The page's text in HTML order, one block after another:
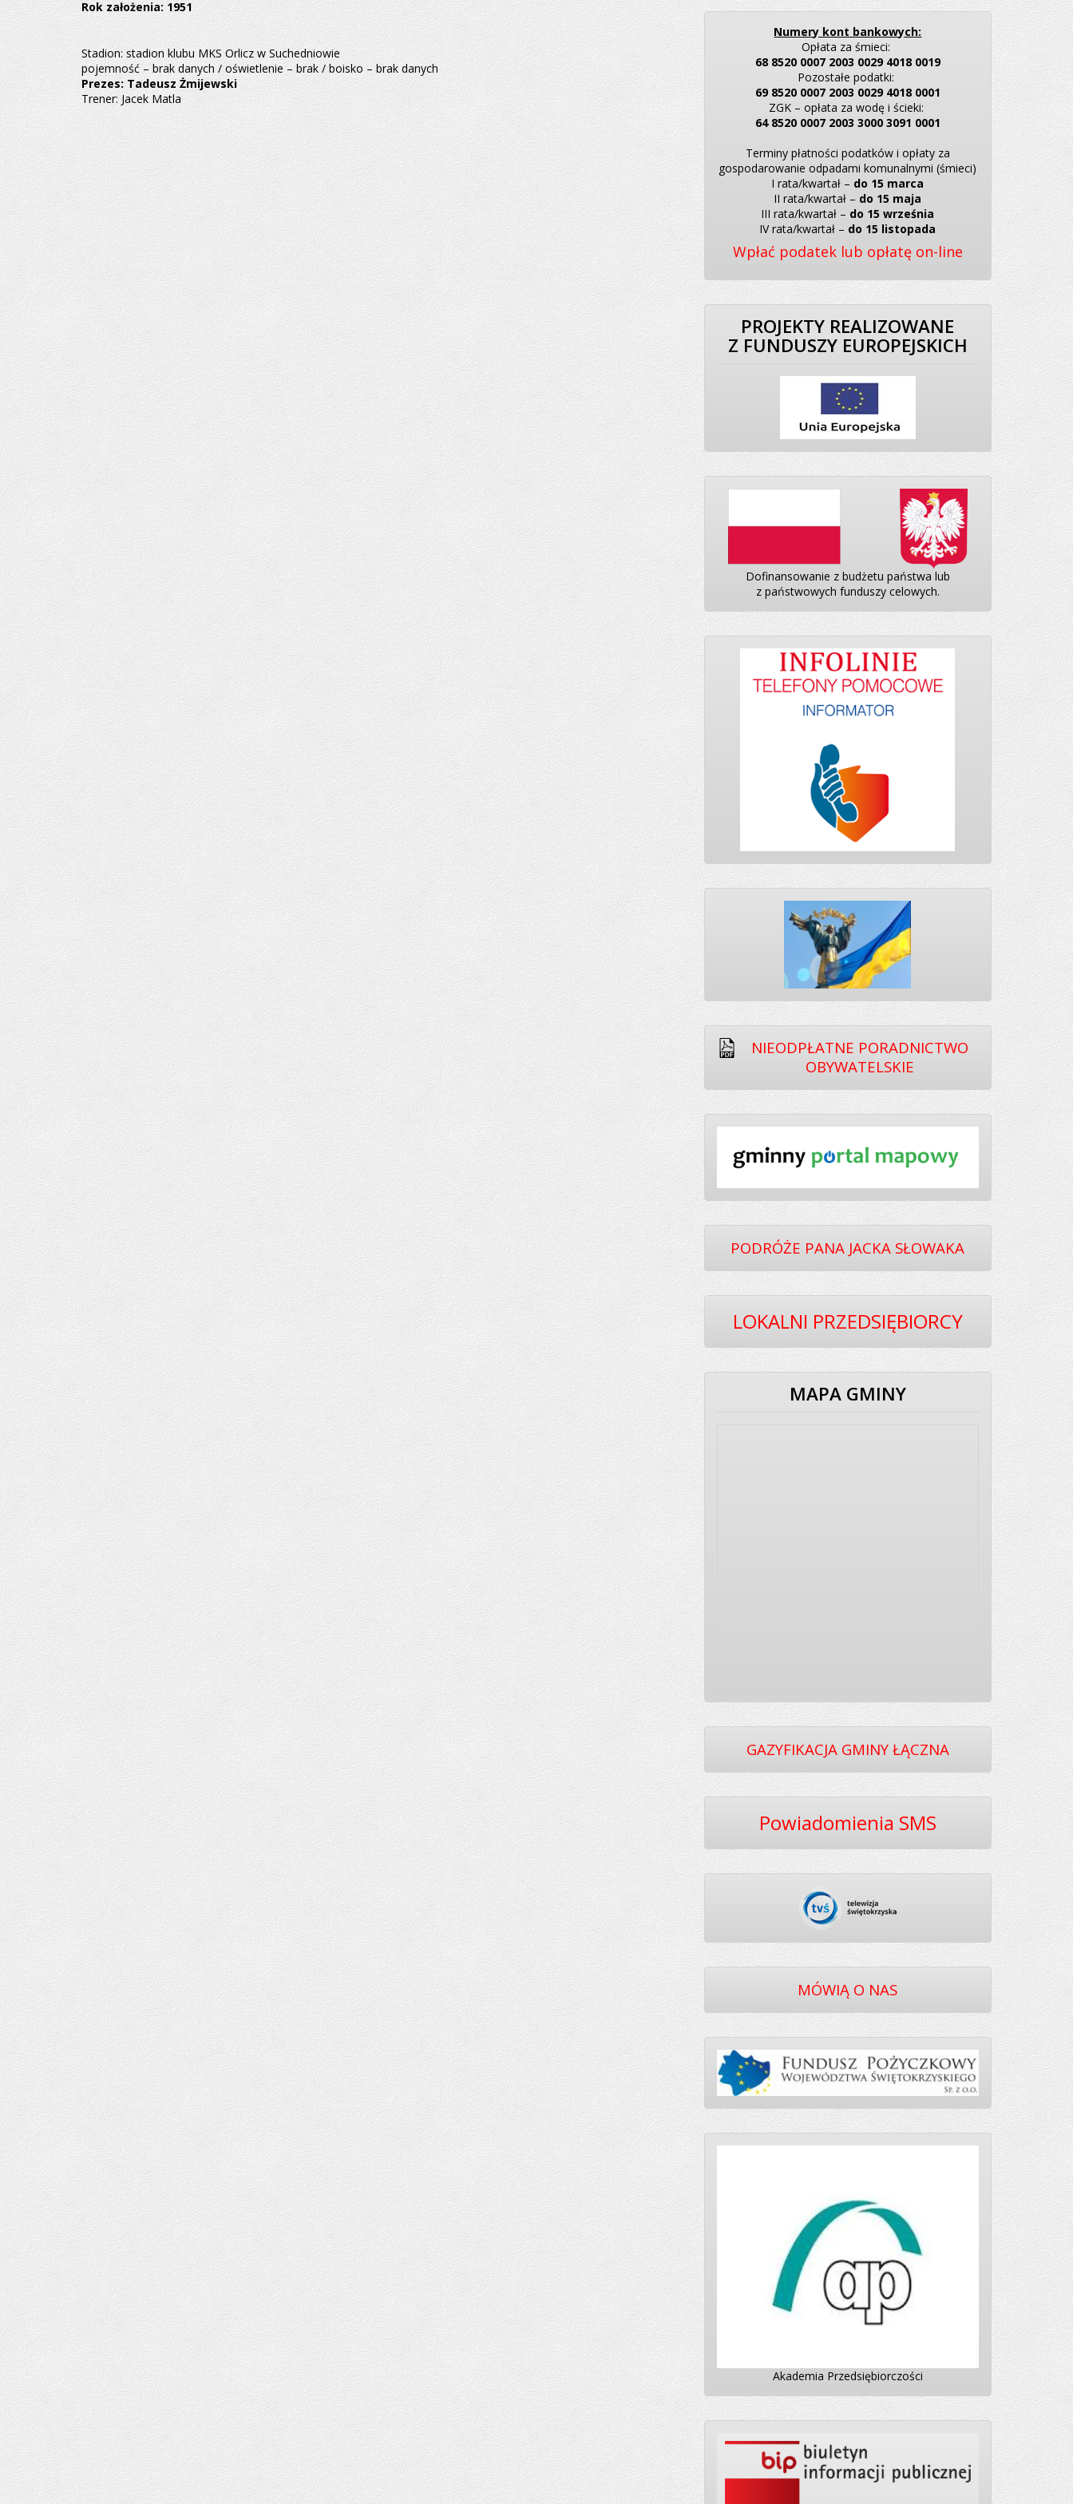
Rok założenia: 1951
Stadion: stadion klubu MKS Orlicz w Suchedniowie
pojemność – brak danych / oświetlenie – brak / boisko – brak danych
Prezes: Tadeusz Żmijewski
Trener: Jacek Matla
Numery kont bankowych:
Opłata za śmieci:
68 8520 0007 2003 0029 4018 0019
Pozostałe podatki:
69 8520 0007 2003 0029 4018 0001
ZGK – opłata za wodę i ścieki:
64 8520 0007 2003 3000 3091 0001
Terminy płatności podatków i opłaty za
gospodarowanie odpadami komunalnymi (śmieci)
I rata/kwartał – do 15 marca
II rata/kwartał – do 15 maja
III rata/kwartał – do 15 września
IV rata/kwartał – do 15 listopada
Wpłać podatek lub opłatę on-line
PROJEKTY REALIZOWANE
Z FUNDUSZY EUROPEJSKICH
Dofinansowanie z budżetu państwa lub
z państwowych funduszy celowych.
NIEODPŁATNE PORADNICTWO
OBYWATELSKIE
PODRÓŻE PANA JACKA SŁOWAKA
LOKALNI PRZEDSIĘBIORCY
MAPA GMINY
GAZYFIKACJA GMINY ŁĄCZNA
Powiadomienia SMS
MÓWIĄ O NAS
Akademia Przedsiębiorczości